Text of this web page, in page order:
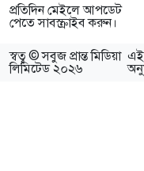
প্রতিদিন মেইলে আপডেট
পেতে সাবস্ক্রাইব করুন।
স্বত্ব © সবুজ প্রান্ত মিডিয়া
লিমিটেড ২০২৬
এই